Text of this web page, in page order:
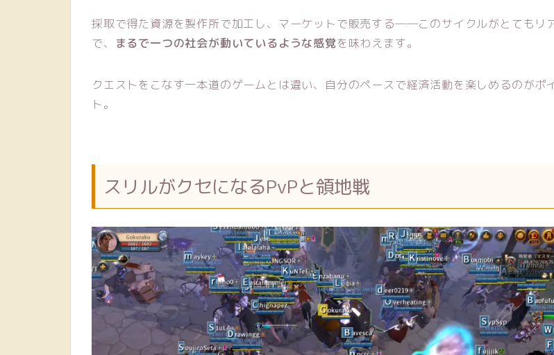
採取で得た資源を製作所で加工し、マーケットで販売する――このサイクルがとてもリ
で、
まるで一つの社会が動いているような感覚を味わえます。
クエストをこなす一本道のゲームとは違い、自分のペースで経済活動を楽しめるのがポ
ト。
スリルがクセになるPvPと領地戦